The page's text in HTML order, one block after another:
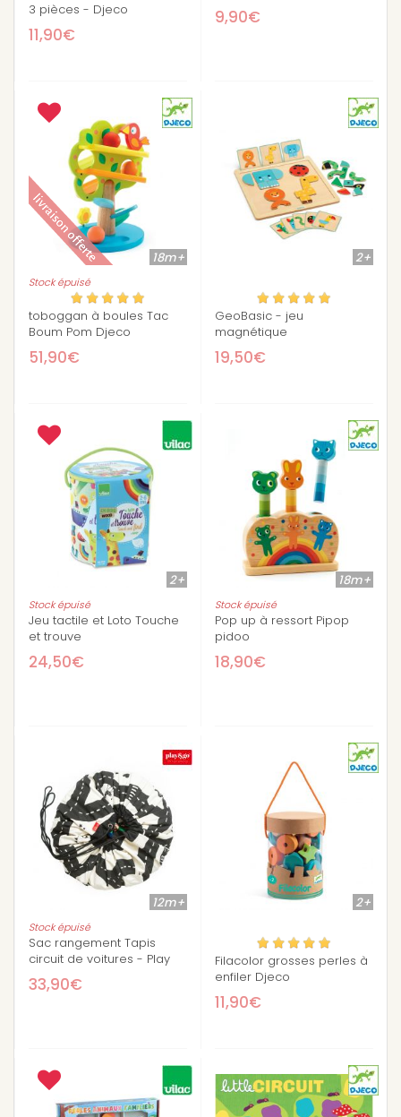
3 pièces - Djeco
11,90€
9,90€
18m+
Stock épuisé
toboggan à boules Tac
Boum Pom Djeco
51,90€
2+
GeoBasic - jeu
magnétique
19,50€
2+
Stock épuisé
Jeu tactile et Loto Touche
et trouve
24,50€
18m+
Stock épuisé
Pop up à ressort Pipop
pidoo
18,90€
12m+
Stock épuisé
Sac rangement Tapis
circuit de voitures - Play
and Go
33,90€
2+
Filacolor grosses perles à
enfiler Djeco
11,90€